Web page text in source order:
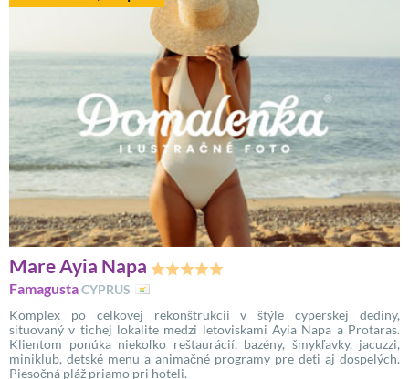
Mare Ayia Napa
FamagustaCYPRUS
Komplex po celkovej rekonštrukcii v štýle cyperskej dediny,
situovaný v tichej lokalite medzi letoviskami Ayia Napa a Protaras.
Klientom ponúka niekoľko reštaurácií, bazény, šmykľavky, jacuzzi,
miniklub, detské menu a animačné programy pre deti aj dospelých.
Piesočná pláž priamo pri hoteli.